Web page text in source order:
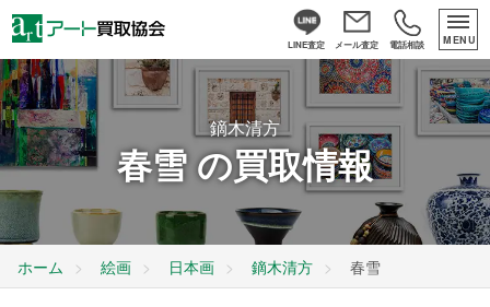
LINE査定 メール査定 電話相談 MENU
鏑木清方
春雪 の買取情報
ホーム 絵画 日本画 鏑木清方 春雪